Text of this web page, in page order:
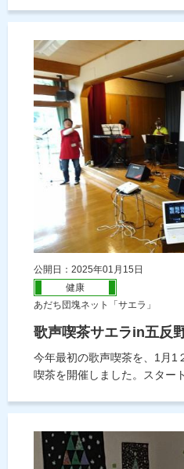
公開日：2025年01月15日
健康
あだち団塊ネット「サエラ」
歌声喫茶サエラin五反
今年最初の歌声喫茶を、1月1
喫茶を開催しました。スター